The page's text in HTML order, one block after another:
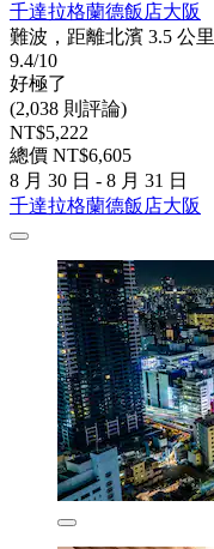
千達拉格蘭德飯店大阪
難波，距離北濱 3.5 公里
9.4/10
好極了
(2,038 則評論)
NT$5,222
總價 NT$6,605
8 月 30 日 - 8 月 31 日
千達拉格蘭德飯店大阪